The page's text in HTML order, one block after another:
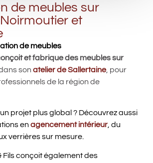
de meubles sur
et
de meubles
et fabrique des meubles sur
son atelier de Sallertaine, pour
de la région de
projet plus global ? Découvrez aussi
enagencement intérieur , du
verrières sur mesure.
Fils conçoit également des